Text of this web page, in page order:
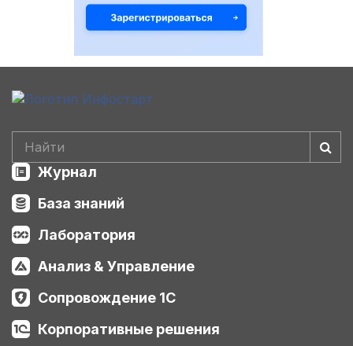
Журнал
База знаний
Лаборатория
Анализ & Управление
Сопровождение 1С
Корпоративные решения